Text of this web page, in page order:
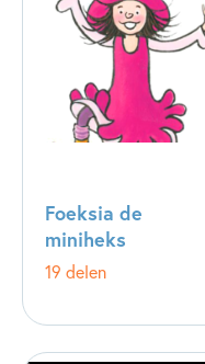
Foeksia de
miniheks
19 delen